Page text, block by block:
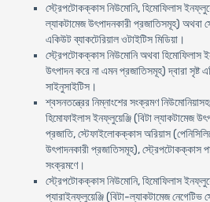
স্ট্রেপটোকক্কাস নিউমোনি, হিমোফিলাস
ল্যাকটামেজ উৎপাদনকারী প্রজাতিসমূহ) অথবা
একিউট ব্যাকটেরিয়াল ওটাইটিস মিডিয়া।
স্ট্রেপটোকক্কাস নিউমোনি অথবা হিমোফিলাস
উৎপাদন করে না এমন প্রজাতিসমূহ) দ্বারা সৃষ্ট
সাইনুসাইটিস।
শ্বসনতন্ত্রের নিম্নাংশের সংক্রমণ
হিমোফাইলাস ইনফ্লুয়েঞ্জি (বিটা ল্যাকটামেজ
প্রজাতি, স্টেফাইলোকক্কাস অরিয়াস
উৎপাদনকারী প্রজাতিসমূহ), স্ট্রেপটোকক্কাস
সংক্রমণে।
স্ট্রেপটোকক্কাস নিউমোনি, হিমোফিলাস
প্যারাইনফ্লুয়েঞ্জি (বিটা-ল্যাকটামেজ নেগেটিভ